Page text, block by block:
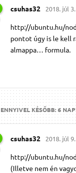
csuhas32 2018. júl 3.
http://ubuntu.hu/
pontot úgy is le kell
almappa… formula.
ENNYIVEL KÉSŐBB:6 NAP
csuhas32 2018. júl 9.
http://ubuntu.hu/
(Illetve nem én